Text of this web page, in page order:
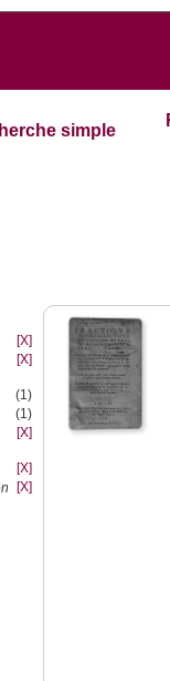
simple
[X]
[X]
(1)
(1)
[X]
[X]
[X]